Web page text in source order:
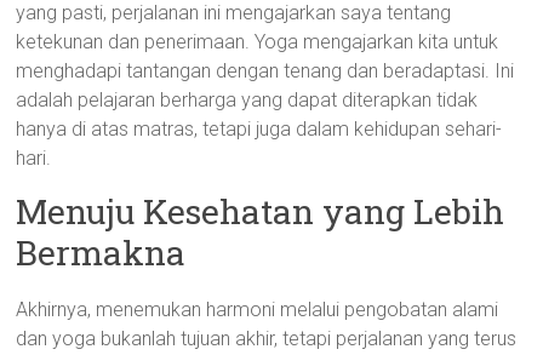
yang pasti, perjalanan ini mengajarkan saya tentang
ketekunan dan penerimaan. Yoga mengajarkan kita untuk
menghadapi tantangan dengan tenang dan beradaptasi. Ini
adalah pelajaran berharga yang dapat diterapkan tidak
hanya di atas matras, tetapi juga dalam kehidupan sehari-
hari.
Menuju Kesehatan yang Lebih
Bermakna
Akhirnya, menemukan harmoni melalui pengobatan alami
dan yoga bukanlah tujuan akhir, tetapi perjalanan yang terus